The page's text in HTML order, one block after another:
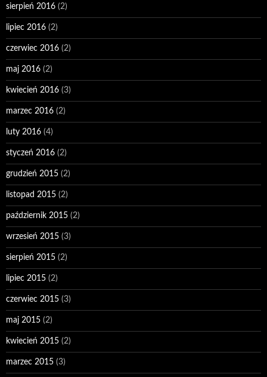
sierpień 2016 (2)
lipiec 2016 (2)
czerwiec 2016 (2)
maj 2016 (2)
kwiecień 2016 (3)
marzec 2016 (2)
luty 2016 (4)
styczeń 2016 (2)
grudzień 2015 (2)
listopad 2015 (2)
październik 2015 (2)
wrzesień 2015 (3)
sierpień 2015 (2)
lipiec 2015 (2)
czerwiec 2015 (3)
maj 2015 (2)
kwiecień 2015 (2)
marzec 2015 (3)